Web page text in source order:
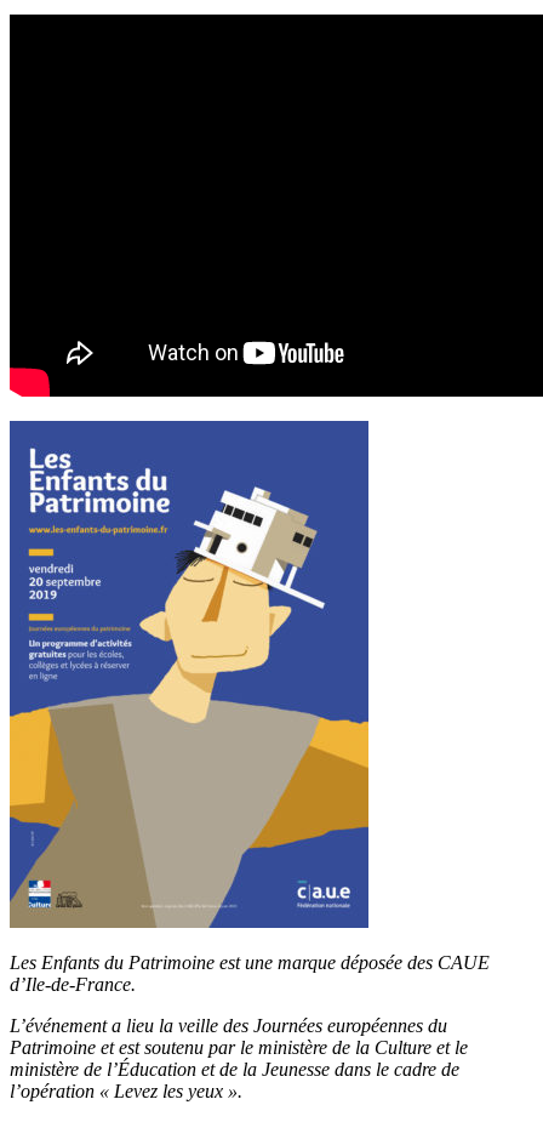
Les Enfants du Patrimoine est une marque déposée des CAUE
d’Ile-de-France.
L’événement a lieu la veille des Journées européennes du
Patrimoine et est soutenu par le ministère de la Culture et le
ministère de l’Éducation et de la Jeunesse dans le cadre de
l’opération « Levez les yeux ».